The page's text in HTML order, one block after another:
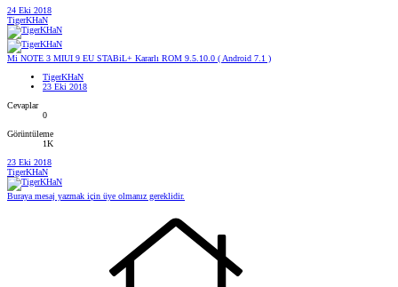
24 Eki 2018
TigerKHaN
Mi NOTE 3 MIUI 9 EU STABiL+ Kararlı ROM 9.5.10.0 ( Android 7.1 )
TigerKHaN
23 Eki 2018
Cevaplar
0
Görüntüleme
1K
23 Eki 2018
TigerKHaN
Buraya mesaj yazmak için üye olmanız gereklidir.